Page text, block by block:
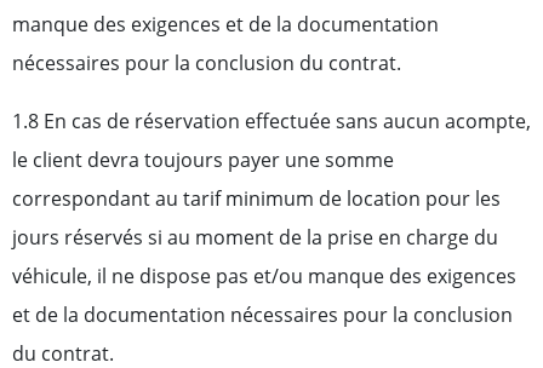
manque des exigences et de la documentation
nécessaires pour la conclusion du contrat.
1.8 En cas de réservation effectuée sans aucun acompte,
le client devra toujours payer une somme
correspondant au tarif minimum de location pour les
jours réservés si au moment de la prise en charge du
véhicule, il ne dispose pas et/ou manque des exigences
et de la documentation nécessaires pour la conclusion
du contrat.